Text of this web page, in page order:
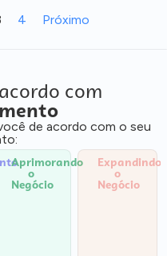
4 Próximo
com
de acordo com o seu
Aprimorando
o
Negócio
Expandindo
o
Negócio